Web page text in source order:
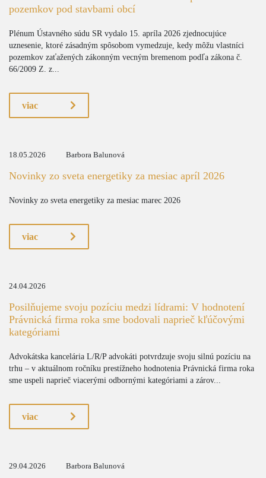
pozemkov pod stavbami obcí
Plénum Ústavného súdu SR vydalo 15. apríla 2026 zjednocujúce
uznesenie, ktoré zásadným spôsobom vymedzuje, kedy môžu vlastníci
pozemkov zaťažených zákonným vecným bremenom podľa zákona č.
66/2009 Z. z...
viac
18.05.2026 Barbora Balunová
Novinky zo sveta energetiky za mesiac apríl 2026
Novinky zo sveta energetiky za mesiac marec 2026
viac
24.04.2026
Posilňujeme svoju pozíciu medzi lídrami: V hodnotení
Právnická firma roka sme bodovali naprieč kľúčovými
kategóriami
Advokátska kancelária L/R/P advokáti potvrdzuje svoju silnú pozíciu na
trhu – v aktuálnom ročníku prestížneho hodnotenia Právnická firma roka
sme uspeli naprieč viacerými odbornými kategóriami a zárov...
viac
29.04.2026 Barbora Balunová